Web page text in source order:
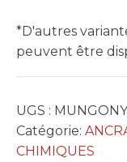
*D'autres
peuvent être
UGS :
Catégorie:
CHIMIQUES